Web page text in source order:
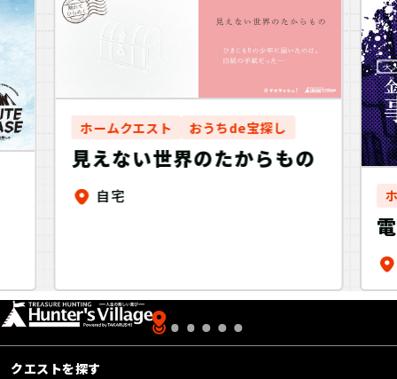
ホームクエスト おうちde宝探し
見えない世界のたからもの
自宅
クエストを探す